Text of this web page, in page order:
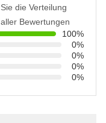
Sie die Verteilung
aller Bewertungen
100%
0%
0%
0%
0%